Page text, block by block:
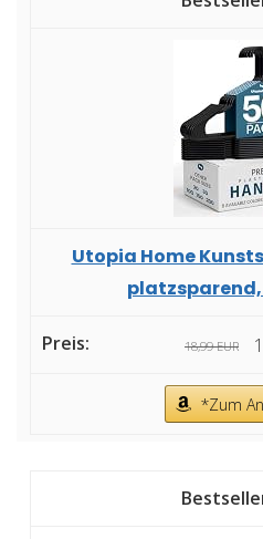
Utopia Home
platzsparend,
18,99 EUR
*Zum